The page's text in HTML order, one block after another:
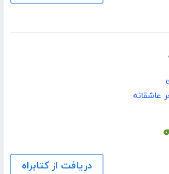
عاشقانه
دریافت از کتابراه